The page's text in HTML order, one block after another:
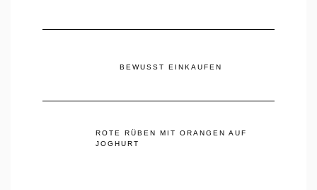
BEWUSST EINKAUFEN
ROTE RÜBEN MIT ORANGEN AUF
JOGHURT